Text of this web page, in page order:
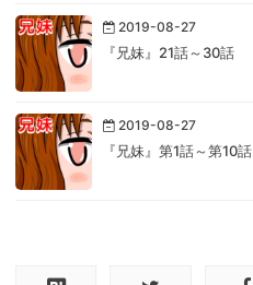
2019-08-27
『兄妹』21話～30話
2019-08-27
『兄妹』第1話～第10話